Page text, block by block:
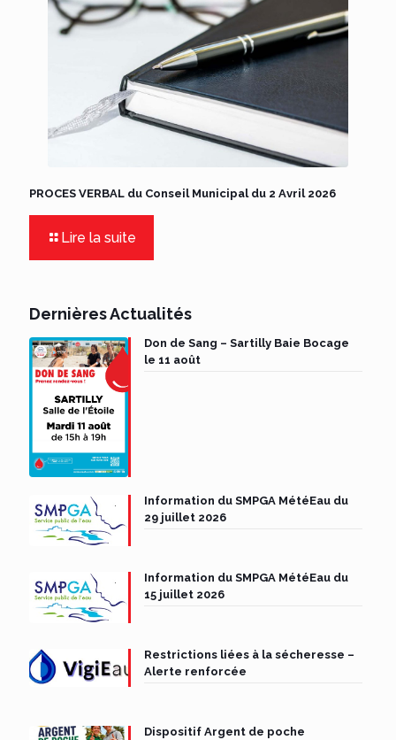
PROCES VERBAL du Conseil Municipal du 2 Avril 2026
Lire la suite
Dernières Actualités
Don de Sang – Sartilly Baie Bocage
le 11 août
Information du SMPGA MétéEau du
29 juillet 2026
Information du SMPGA MétéEau du
15 juillet 2026
Restrictions liées à la sécheresse –
Alerte renforcée
Dispositif Argent de poche